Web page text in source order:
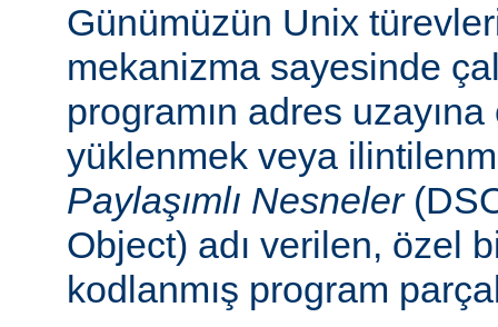
Günümüzün Unix
mekanizma sayesinde
programın adres uzayına
yüklenmek veya
Paylaşımlı Nesneler
Object) adı verilen, özel
kodlanmış program